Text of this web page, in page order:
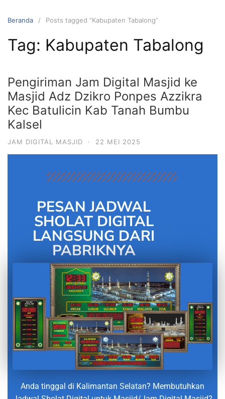
Beranda Posts tagged “Kabupaten Tabalong”
Tag: Kabupaten Tabalong
Pengiriman Jam Digital Masjid ke
Masjid Adz Dzikro Ponpes Azzikra
Kec Batulicin Kab Tanah Bumbu
Kalsel
JAM DIGITAL MASJID · 22 MEI 2025
PESAN JADWAL
SHOLAT DIGITAL
LANGSUNG DARI
PABRIKNYA
Anda tinggal di Kalimantan Selatan? Membutuhkan